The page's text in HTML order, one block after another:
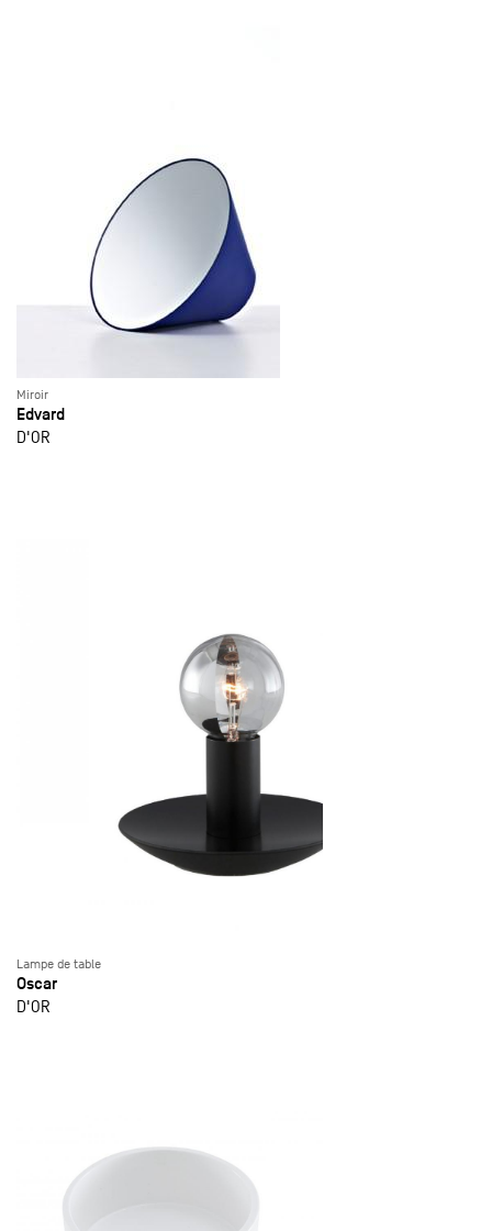
Miroir
Edvard
D'OR
Lampe de table
Oscar
D'OR